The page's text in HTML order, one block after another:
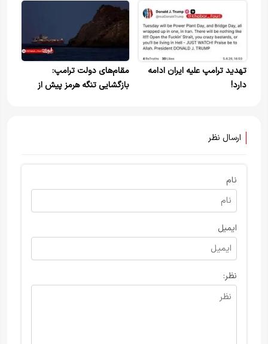
تهدید ترامپ علیه ایران ادامه
دارد!
مقام‌های دولت ترامپ:
بازگشایی تنگه هرمز پیش از
ارسال نظر
نام
ایمیل
نظر: